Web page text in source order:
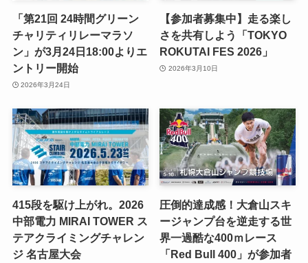
「第21回 24時間グリーン
チャリティリレーマラソ
ン」が3月24日18:00よりエ
ントリー開始
2026年3月24日
【参加者募集中】走る楽し
さを共有しよう「TOKYO
ROKUTAI FES 2026」
2026年3月10日
415段を駆け上がれ。2026
中部電力 MIRAI TOWER ス
テアクライミングチャレン
ジ 名古屋大会
圧倒的達成感！大倉山スキ
ージャンプ台を逆走する世
界一過酷な400ｍレース
「Red Bull 400」が参加者